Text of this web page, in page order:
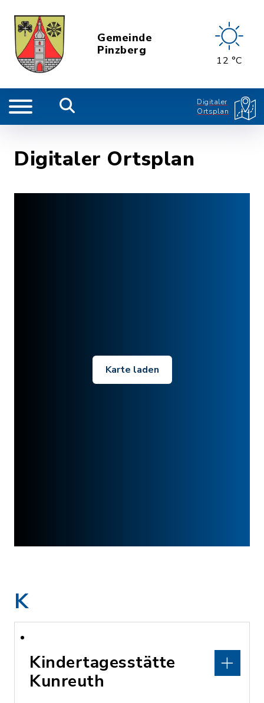
Gemeinde
Pinzberg
12 °C
Digitaler
Ortsplan
Digitaler Ortsplan
Karte laden
K
Kindertagesstätte
Kunreuth